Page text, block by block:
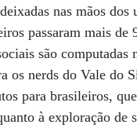
nas mãos
passaram mais de
são
os nerds do Vale do
para brasileiros,
à exploração de